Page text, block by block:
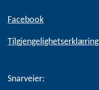
Facebook
Tilgjengelighetserklæring
Snarveier: